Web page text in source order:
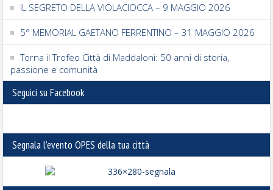
IL SEGRETO DELLA VIOLACIOCCA – 9 MAGGIO 2026
5° MEMORIAL GAETANO FERRENTINO – 31 MAGGIO 2026
Torna il Trofeo Città di Maddaloni: 50 anni di storia,
passione e comunità
Seguici su Facebook
Segnala l’evento OPES della tua città